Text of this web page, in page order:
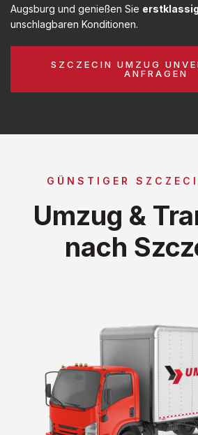
Augsburg und genießen Sie
unschlagbaren Konditionen.
SZCZECIN UMZUG
ANFRAGEN
GÜNSTIGER
Umzug &
nach